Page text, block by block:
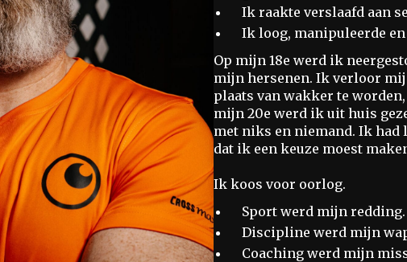
Ik raakte verslaafd aan
Ik loog, manipuleerde
Op mijn 18e werd ik
mijn hersenen. Ik verloor
plaats van wakker te
mijn 20e werd ik uit huis
met niks en niemand. Ik
dat ik een keuze moest
Ik koos voor oorlog.
Sport werd mijn redding.
Discipline werd mijn
Coaching werd mijn